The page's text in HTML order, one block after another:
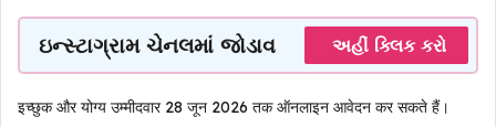
ઇન્સ્ટાગ્રામ ચેનલમાં જોડાવ અહીં ક્લિક કરો
इच्छुक और योग्य उम्मीदवार 28 जून 2026 तक ऑनलाइन आवेदन कर सकते हैं।